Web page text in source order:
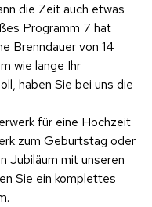
die Zeit auch etwas
Programm 7 hat
Brenndauer von 14
wie lange Ihr
haben Sie bei uns die
für eine Hochzeit
zum Geburtstag oder
Jubiläum mit unseren
Sie ein komplettes